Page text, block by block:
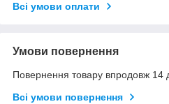
Всі умови оплати
Умови повернення
Повернення товару впродовж 14
Всі умови повернення